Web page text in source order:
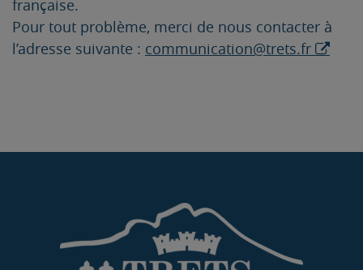
française.
Pour tout problème, merci de nous contacter à
l’adresse suivante : communication@trets.fr